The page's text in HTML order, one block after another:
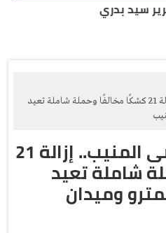
سيد بدري
الجيزة تحسم فوضى المنيب.. إزالة 21 كشكًا مخالفًا وحملة شاملة تعيد
الجيزة تحسم فوضى المنيب.. إزالة 21
شاملة تعيد
وميدان